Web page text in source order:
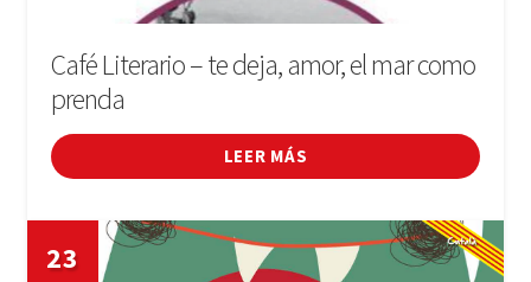
Café Literario – te deja, amor, el mar como
prenda
LEER MÁS
23